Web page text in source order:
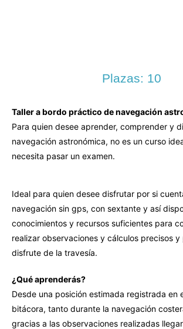
Plazas: 10
Taller a bordo práctico de navegación
Para quien desee aprender, comprender y
navegación astronómica, no es un curso
necesita pasar un examen.
Ideal para quien desee disfrutar por si
navegación sin gps, con sextante y así
conocimientos y recursos suficientes para
realizar observaciones y cálculos precisos y
disfrute de la travesía.
¿Qué aprenderás?
Desde una posición estimada registrada en
bitácora, tanto durante la navegación
gracias a las observaciones realizadas